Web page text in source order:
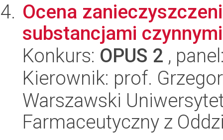
Ocena
substancjami
Konkurs: OPUS 2 ,
Kierownik: prof.
Warszawski
Farmaceutyczny z